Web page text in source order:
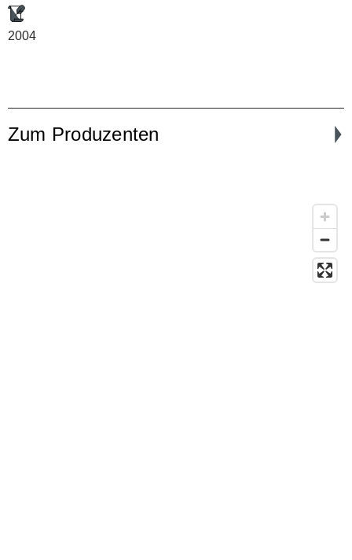
2004
Zum Produzenten